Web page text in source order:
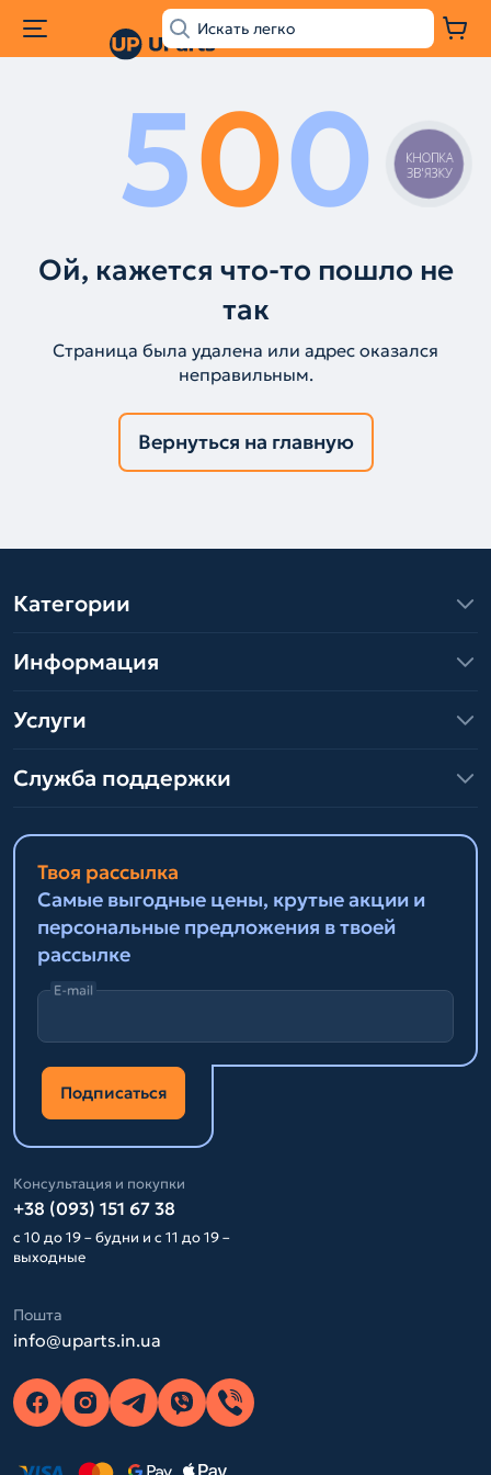
500
Ой, кажется что-то пошло не
так
Страница была удалена или адрес оказался
неправильным.
Вернуться на главную
Категории
Информация
Услуги
Служба поддержки
Твоя рассылка
Самые выгодные цены, крутые акции и
персональные предложения в твоей
рассылке
E-mail
Подписаться
Консультация и покупки
+38 (093) 151 67 38
с 10 до 19 – будни и с 11 до 19 –
выходные
Пошта
info@uparts.in.ua
КНОПКА
ЗВ'ЯЗКУ